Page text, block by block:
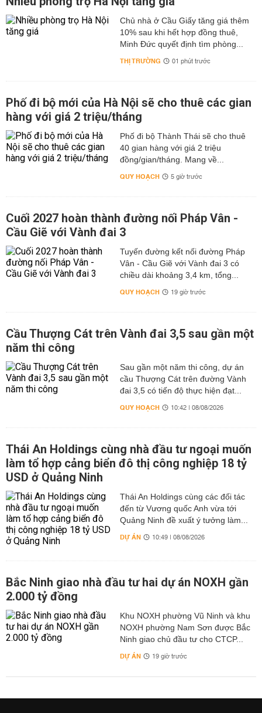
Chủ nhà ở Cầu Giấy tăng giá thêm
10% sau khi hết hợp đồng thuê,
Minh Đức quyết định tìm phòng...
THỊ TRƯỜNG 01 phút trước
Phố đi bộ mới của Hà Nội sẽ cho thuê các gian
hàng với giá 2 triệu/tháng
Phố đi bộ Thành Thái sẽ cho thuê
40 gian hàng với giá 2 triệu
đồng/gian/tháng. Mang về...
QUY HOẠCH 5 giờ trước
Cuối 2027 hoàn thành đường nối Pháp Vân -
Cầu Giẽ với Vành đai 3
Tuyến đường kết nối đường Pháp
Vân - Cầu Giẽ với Vành đai 3 có
chiều dài khoảng 3,4 km, tổng...
QUY HOẠCH 19 giờ trước
Cầu Thượng Cát trên Vành đai 3,5 sau gần một
năm thi công
Sau gần một năm thi công, dự án
cầu Thượng Cát trên đường Vành
đai 3,5 có tiến độ thực hiện đạt...
QUY HOẠCH 10:42 | 08/08/2026
Thái An Holdings cùng nhà đầu tư ngoại muốn
làm tổ hợp cảng biển đô thị công nghiệp 18 tỷ
USD ở Quảng Ninh
Thái An Holdings cùng các đối tác
đến từ Vương quốc Anh vừa tới
Quảng Ninh đề xuất ý tưởng làm...
DỰ ÁN 10:49 | 08/08/2026
Bắc Ninh giao nhà đầu tư hai dự án NOXH gần
2.000 tỷ đồng
Khu NOXH phường Vũ Ninh và khu
NOXH phường Nam Sơn được Bắc
Ninh giao chủ đầu tư cho CTCP...
DỰ ÁN 19 giờ trước